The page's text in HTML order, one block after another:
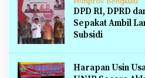
DPD RI, DPRD
Sepakat Ambil
Subsidi
Harapan Usin